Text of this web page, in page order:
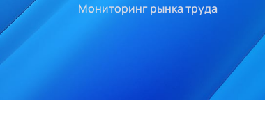
Мониторинг рынка труда